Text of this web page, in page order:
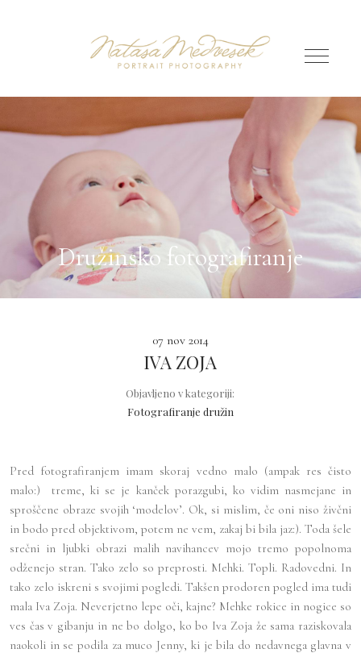
Družinsko fotografiranje
07 nov 2014
IVA ZOJA
Objavljeno v kategoriji:
Fotografiranje družin
Pred fotografiranjem imam skoraj vedno malo (ampak res čisto
malo:) treme, ki se je kanček porazgubi, ko vidim nasmejane in
sproščene obraze svojih ‘modelov’. Ok, si mislim, če oni niso živčni
in bodo pred objektivom, potem ne vem, zakaj bi bila jaz:). Toda šele
srečni in ljubki obrazi malih navihancev mojo tremo popolnoma
odženejo stran. Tako zelo so preprosti. Mehki. Topli. Radovedni. In
tako zelo iskreni s svojimi pogledi. Takšen prodoren pogled ima tudi
mala Iva Zoja. Neverjetno lepe oči, kajne? Mehke rokice in nogice so
ves čas v gibanju in ne bo dolgo, ko bo Iva Zoja že sama raziskovala
naokoli in se podila za muco Jenny, ki je bila do nedavnega glavna v